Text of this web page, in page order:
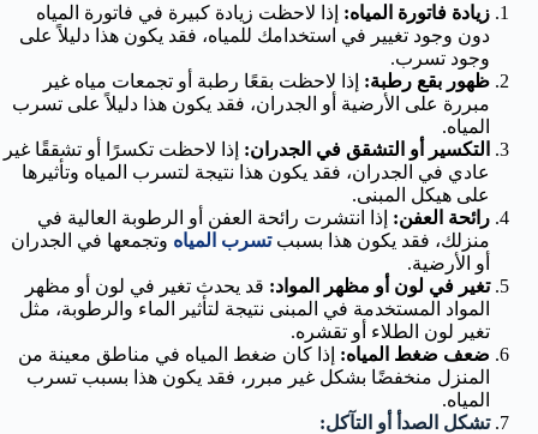
زيادة فاتورة المياه: إذا لاحظت زيادة كبيرة في فاتورة المياه
دون وجود تغيير في استخدامك للمياه، فقد يكون هذا دليلاً على
وجود تسرب.
ظهور بقع رطبة: إذا لاحظت بقعًا رطبة أو تجمعات مياه غير
مبررة على الأرضية أو الجدران، فقد يكون هذا دليلاً على تسرب
المياه.
التكسير أو التشقق في الجدران: إذا لاحظت تكسرًا أو تشققًا غير
عادي في الجدران، فقد يكون هذا نتيجة لتسرب المياه وتأثيرها
على هيكل المبنى.
رائحة العفن: إذا انتشرت رائحة العفن أو الرطوبة العالية في
منزلك، فقد يكون هذا بسببتسرب المياه وتجمعها في الجدران
أو الأرضية.
تغير في لون أو مظهر المواد: قد يحدث تغير في لون أو مظهر
المواد المستخدمة في المبنى نتيجة لتأثير الماء والرطوبة، مثل
تغير لون الطلاء أو تقشره.
ضعف ضغط المياه: إذا كان ضغط المياه في مناطق معينة من
المنزل منخفضًا بشكل غير مبرر، فقد يكون هذا بسبب تسرب
المياه.
تشكل الصدأ أو التآكل: